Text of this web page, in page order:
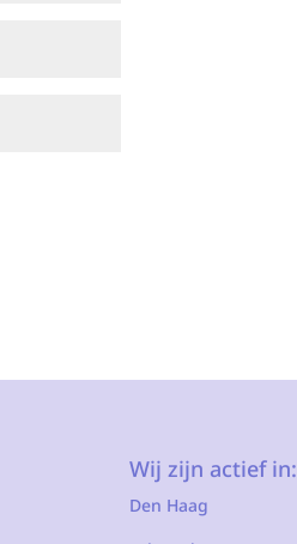
Wij zijn actief in:
Den Haag